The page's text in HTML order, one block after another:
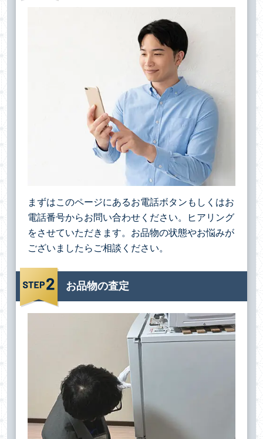
まずはこのページにあるお電話ボタンもしくはお
電話番号からお問い合わせください。ヒアリング
をさせていただきます。お品物の状態やお悩みが
ございましたらご相談ください。
お品物の査定